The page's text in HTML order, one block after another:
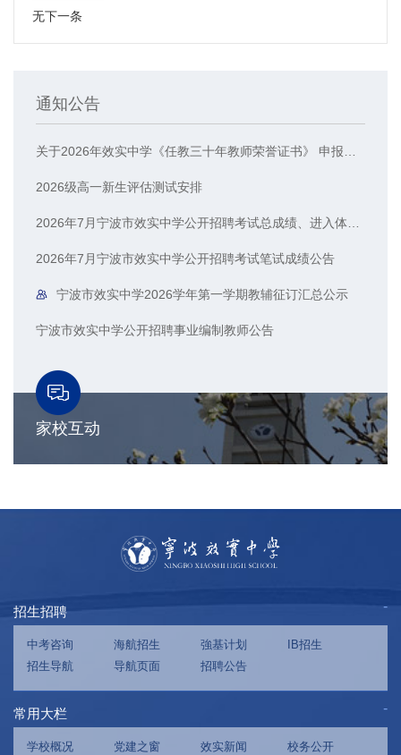
无下一条
通知公告
关于2026年效实中学《任教三十年教师荣誉证书》 申报人员的公示
2026级高一新生评估测试安排
2026年7月宁波市效实中学公开招聘考试总成绩、进入体检人员名单公示
2026年7月宁波市效实中学公开招聘考试笔试成绩公告
宁波市效实中学2026学年第一学期教辅征订汇总公示
宁波市效实中学公开招聘事业编制教师公告
家校互动
招生招聘
中考咨询 海航招生 強基计划
IB招生
招生导航
导航页面 招聘公告
常用大栏
学校概况 党建之窗 效实新闻
校务公开